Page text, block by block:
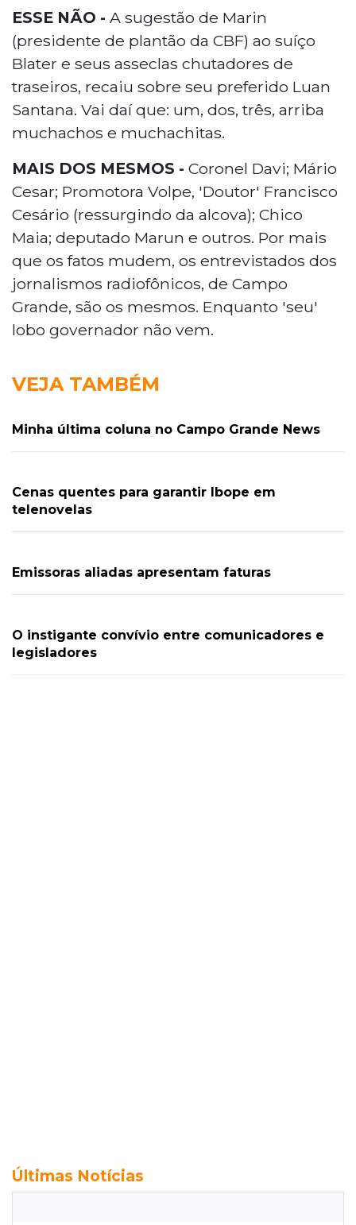
ESSE NÃO - A sugestão de Marin
(presidente de plantão da CBF) ao suíço
Blater e seus asseclas chutadores de
traseiros, recaiu sobre seu preferido Luan
Santana. Vai daí que: um, dos, três, arriba
muchachos e muchachitas.
MAIS DOS MESMOS - Coronel Davi; Mário
Cesar; Promotora Volpe, 'Doutor' Francisco
Cesário (ressurgindo da alcova); Chico
Maia; deputado Marun e outros. Por mais
que os fatos mudem, os entrevistados dos
jornalismos radiofônicos, de Campo
Grande, são os mesmos. Enquanto 'seu'
lobo governador não vem.
VEJA TAMBÉM
Minha última coluna no Campo Grande News
Cenas quentes para garantir Ibope em
telenovelas
Emissoras aliadas apresentam faturas
O instigante convívio entre comunicadores e
legisladores
Últimas Notícias